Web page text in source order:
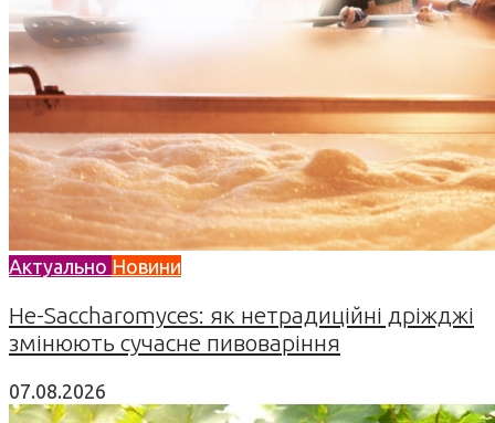
Актуально Новини
Не-Saccharomyces: як нетрадиційні дріжджі
змінюють сучасне пивоваріння
07.08.2026